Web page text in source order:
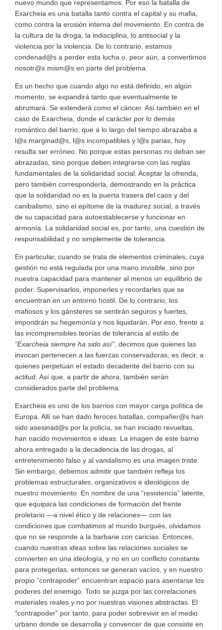
nuevo mundo que representamos. Por eso la batalla de
Exarcheia es una batalla tanto contra el capital y su mafia,
como contra la erosión interna del movimiento. En contra de
la cultura de la droga, la indisciplina, lo antisocial y la
violencia por la violencia. De lo contrario, estamos
condenad@s a perder esta lucha o, peor aún, a convertirnos
nosotr@s mism@s en parte del problema.
Es un hecho que cuando algo no está definido, en algún
momento, se expandirá tanto que eventualmente te
abrumará. Se extenderá como el cáncer. Así también en el
caso de Exarcheia, donde el carácter por lo demás
romántico del barrio, que a lo largo del tiempo abrazaba a
l@s marginad@s, l@s incompatibles y l@s parias, hoy
resulta ser erróneo. No porque estas personas no deban ser
abrazadas, sino porque deben integrarse con las reglas
fundamentales de la solidaridad social. Aceptar la ofrenda,
pero también corresponderla, demostrando en la práctica
que la solidaridad no es la puerta trasera del caos y del
canibalismo, sino el epítome de la madurez social, a través
de su capacidad para autoestablecerse y funcionar en
armonía. La solidaridad social es, por tanto, una cuestión de
responsabilidad y no simplemente de tolerancia.
En particular, cuando se trata de elementos criminales, cuya
gestión no está regulada por una mano invisible, sino por
nuestra capacidad para mantener al menos un equilibrio de
poder. Supervisarlos, imponerles y recordarles que se
encuentran en un entorno hostil. De lo contrario, los
mafiosos y los gánsteres se sentirán seguros y fuertes,
impondrán su hegemonía y nos liquidarán. Por eso, frente a
las incomprensibles teorías de tolerancia al estilo de
“Exarcheia siempre ha sido así” , decimos que quienes las
invocan pertenecen a las fuerzas conservadoras, es decir, a
quienes perpetúan el estado decadente del barrio con su
actitud. Así que, a partir de ahora, también serán
considerados parte del problema.
Exarcheia es uno de los barrios con mayor carga política de
Europa. Allí se han dado feroces batallas, compañer@s han
sido asesinad@s por la policía, se han iniciado revueltas,
han nacido movimientos e ideas. La imagen de este barrio
ahora entregado a la decadencia de las drogas, al
entretenimiento falso y al vandalismo es una imagen triste.
Sin embargo, debemos admitir que también refleja los
problemas estructurales, organizativos e ideológicos de
nuestro movimiento. En nombre de una “resistencia” latente,
que equipara las condiciones de formación del frente
proletario —a nivel ético y de relaciones— con las
condiciones que combatimos al mundo burgués, olvidamos
que no se responde a la barbarie con caricias. Entonces,
cuando nuestras ideas sobre las relaciones sociales se
convierten en una ideología, y no en un conflicto constante
para protegerlas, entonces se generan vacíos, y en nuestro
propio “contrapoder” encuentran espacio para asentarse los
poderes del enemigo. Todo se juzga por las correlaciones
materiales reales y no por nuestras visiones abstractas. El
“contrapoder” por tanto, para poder sobrevivir en el medio
urbano donde se desarrolla y convencer de que consiste en